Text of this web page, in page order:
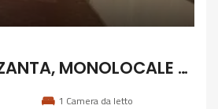
16V – LA MAZZANTA, MONOLOCALE CON SPLENDIDA TERRAZZA
1 Camera da letto